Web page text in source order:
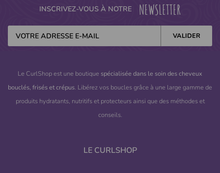
INSCRIVEZ-VOUS À NOTRE NEWSLETTER
Le CurlShop est une boutique spécialisée dans le soin des cheveux
bouclés, frisés et crépus. Libérez vos boucles grâce à une large gamme de
produits hydratants, nutritifs et protecteurs ainsi que des méthodes et
conseils.
LE CURLSHOP